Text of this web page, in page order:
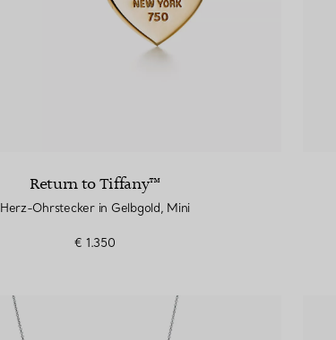
Return to Tiffany™
Herz-Ohrstecker in Gelbgold, Mini
€ 1.350